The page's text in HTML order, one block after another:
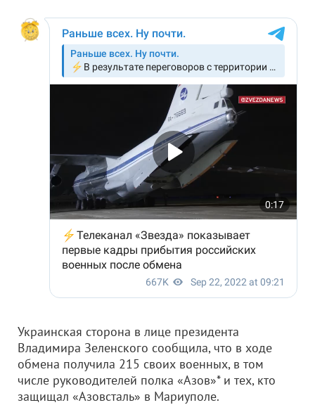
Украинская сторона в лице президента
Владимира Зеленского сообщила, что в ходе
обмена получила 215 своих военных, в том
числе руководителей полка «Азов»* и тех, кто
защищал «Азовсталь» в Мариуполе.